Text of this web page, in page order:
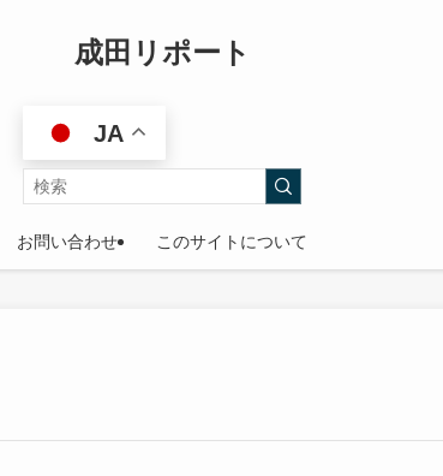
成田リポート
お問い合わせ このサイトについて
JA